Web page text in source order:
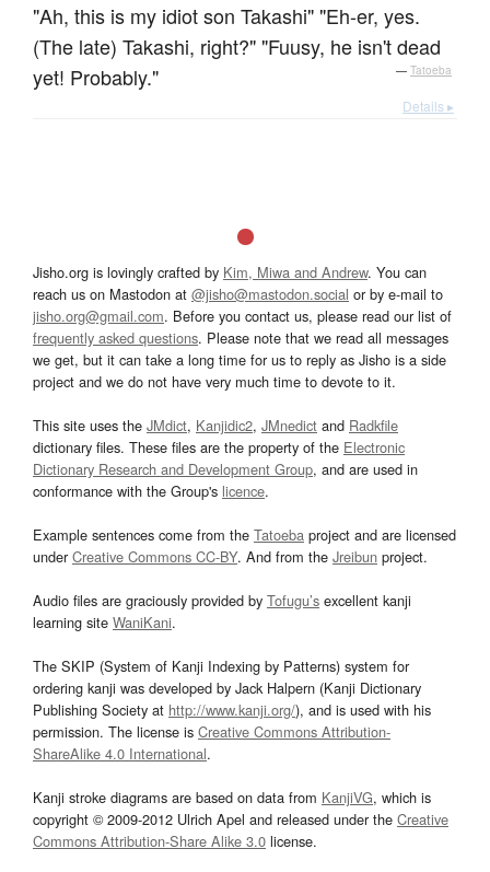
"Ah, this is my idiot son Takashi" "Eh-er, yes.
(The late) Takashi, right?" "Fuusy, he isn't dead
yet! Probably."
— Tatoeba
Details ▸
Jisho.org is lovingly crafted by Kim, Miwa and Andrew. You can
reach us on Mastodon at @jisho@mastodon.social or by e-mail to
jisho.org@gmail.com. Before you contact us, please read our list of
frequently asked questions. Please note that we read all messages
we get, but it can take a long time for us to reply as Jisho is a side
project and we do not have very much time to devote to it.
This site uses the JMdict, Kanjidic2, JMnedict and Radkfile
dictionary files. These files are the property of the Electronic
Dictionary Research and Development Group, and are used in
conformance with the Group's licence.
Example sentences come from the Tatoeba project and are licensed
underCreative Commons CC-BY. And from the Jreibun project.
Audio files are graciously provided by Tofugu’s excellent kanji
learning site WaniKani.
The SKIP (System of Kanji Indexing by Patterns) system for
ordering kanji was developed by Jack Halpern (Kanji Dictionary
Publishing Society at http://www.kanji.org/), and is used with his
permission. The license is Creative Commons Attribution-
ShareAlike 4.0 International.
Kanji stroke diagrams are based on data from KanjiVG, which is
copyright © 2009-2012 Ulrich Apel and released under the Creative
Commons Attribution-Share Alike 3.0 license.